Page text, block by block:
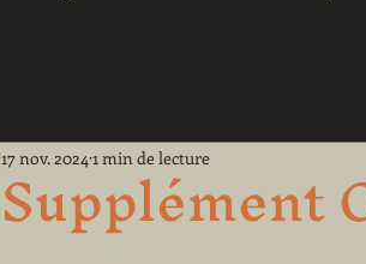
Supplément
17 nov. 2024 1 min de lecture